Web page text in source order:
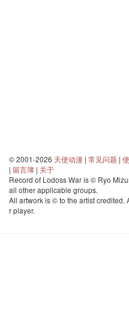
© 2001-2026 天使动漫 | 常见问题 |
| 留言簿 | 关于
Record of Lodoss War is © Ryo
all other applicable groups.
All artwork is © to the artist
r player.